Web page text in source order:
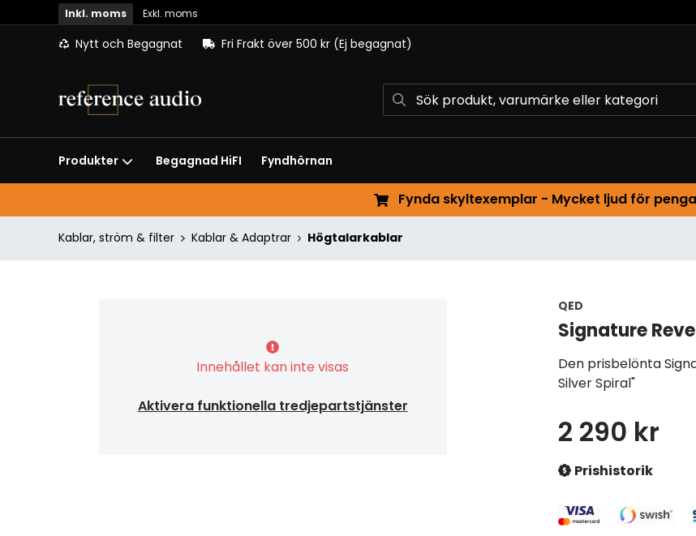
Inkl. moms Exkl. moms
Nytt och Begagnat Fri Frakt över 500 kr (Ej begagnat)
Produkter Begagnad HiFI Fyndhörnan
Fynda skyltexemplar - Mycket ljud för
Kablar, ström & filter Kablar & Adaptrar Högtalarkablar
Innehållet kan inte visas
Aktivera funktionella tredjepartstjänster
QED
Signature
Den prisbelönta
Silver Spiral"
2 290 kr
Prishistorik